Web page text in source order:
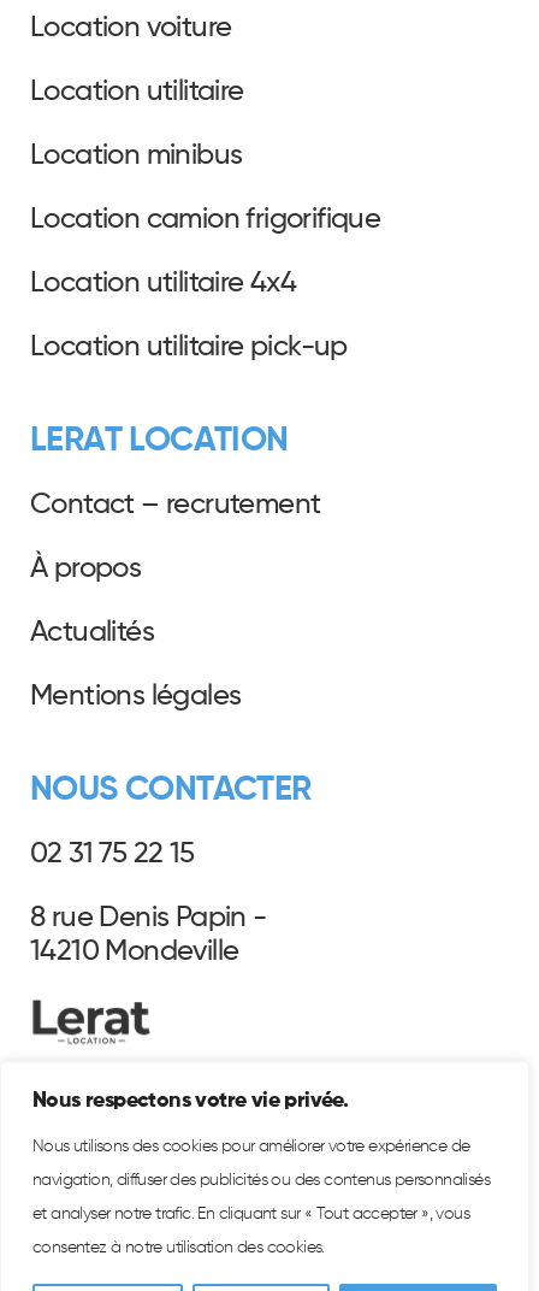
Nous respectons votre vie privée.
Nous utilisons des cookies pour améliorer votre expérience de
navigation, diffuser des publicités ou des contenus personnalisés
et analyser notre trafic. En cliquant sur « Tout accepter », vous
consentez à notre utilisation des cookies.
Location voiture
Location utilitaire
Location minibus
Location camion frigorifique
Location utilitaire 4x4
Location utilitaire pick-up
LERAT LOCATION
Contact – recrutement
À propos
Actualités
Mentions légales
NOUS CONTACTER
02 31 75 22 15
8 rue Denis Papin -
14210 Mondeville